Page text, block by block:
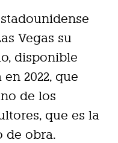
Vegas su
disponible
2022, que
de los
que es la
de obra.